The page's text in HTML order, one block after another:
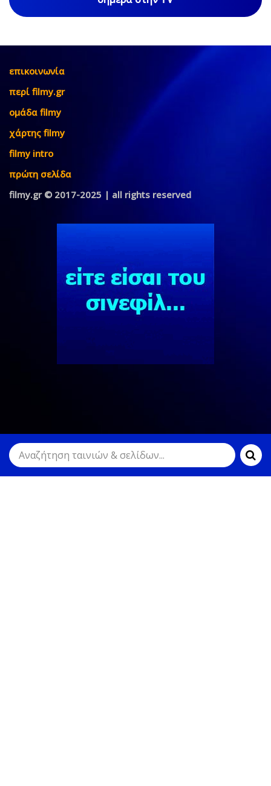
επικοινωνία
περί filmy.gr
ομάδα filmy
χάρτης filmy
filmy intro
πρώτη σελίδα
filmy.gr © 2017-2025 | all rights reserved